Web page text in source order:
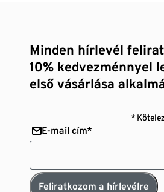
Minden hírlevél
10% kedvezménnyel
első vásárlása
*
E-mail cím*
Feliratkozom a hírlevélre